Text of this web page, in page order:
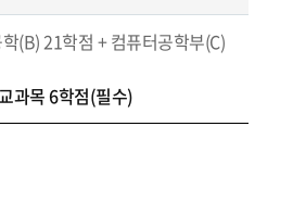
(B) 21학점 + 컴퓨터공학부(C)
과목 6학점(필수)